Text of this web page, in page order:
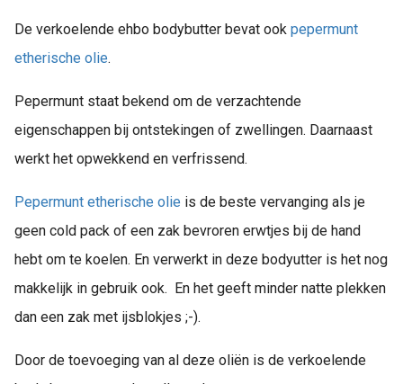
De verkoelende ehbo bodybutter bevat ook pepermunt
etherische olie.
Pepermunt staat bekend om de verzachtende
eigenschappen bij ontstekingen of zwellingen. Daarnaast
werkt het opwekkend en verfrissend.
Pepermunt etherische olie is de beste vervanging als je
geen cold pack of een zak bevroren erwtjes bij de hand
hebt om te koelen. En verwerkt in deze bodyutter is het nog
makkelijk in gebruik ook. En het geeft minder natte plekken
dan een zak met ijsblokjes ;-).
Door de toevoeging van al deze oliën is de verkoelende